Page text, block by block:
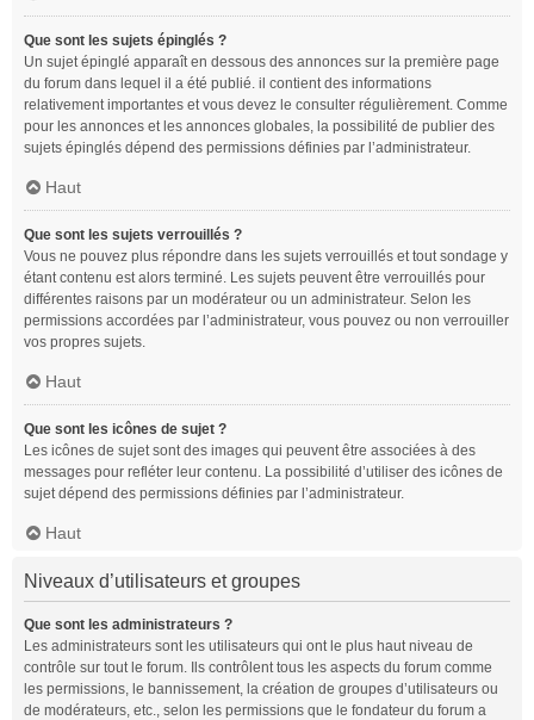
Que sont les sujets épinglés ?
Un sujet épinglé apparaît en dessous des annonces sur la première page
du forum dans lequel il a été publié. il contient des informations
relativement importantes et vous devez le consulter régulièrement. Comme
pour les annonces et les annonces globales, la possibilité de publier des
sujets épinglés dépend des permissions définies par l’administrateur.
Haut
Que sont les sujets verrouillés ?
Vous ne pouvez plus répondre dans les sujets verrouillés et tout sondage y
étant contenu est alors terminé. Les sujets peuvent être verrouillés pour
différentes raisons par un modérateur ou un administrateur. Selon les
permissions accordées par l’administrateur, vous pouvez ou non verrouiller
vos propres sujets.
Haut
Que sont les icônes de sujet ?
Les icônes de sujet sont des images qui peuvent être associées à des
messages pour refléter leur contenu. La possibilité d’utiliser des icônes de
sujet dépend des permissions définies par l’administrateur.
Haut
Niveaux d’utilisateurs et groupes
Que sont les administrateurs ?
Les administrateurs sont les utilisateurs qui ont le plus haut niveau de
contrôle sur tout le forum. Ils contrôlent tous les aspects du forum comme
les permissions, le bannissement, la création de groupes d’utilisateurs ou
de modérateurs, etc., selon les permissions que le fondateur du forum a